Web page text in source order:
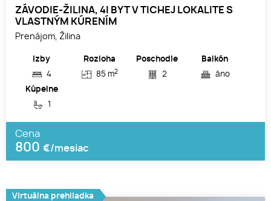
ZÁVODIE-ŽILINA, 4I BYT V TICHEJ LOKALITE S
VLASTNÝM KÚRENÍM
Prenájom, Žilina
Izby
4
Rozloha
85 m2
Poschodie
2
Balkón
áno
Kúpelne
1
Cena
800 €/mesiac
Virtuálna prehliadka